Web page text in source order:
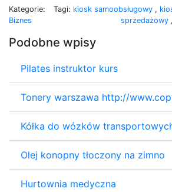
Kategorie:
Biznes
Tagi: kiosk samoobsługowy ,
sprzedażowy ,
Podobne wpisy
Pilates instruktor kurs
Tonery warszawa http://
Kółka do wózków
Olej konopny tłoczony na zimno
Hurtownia medyczna